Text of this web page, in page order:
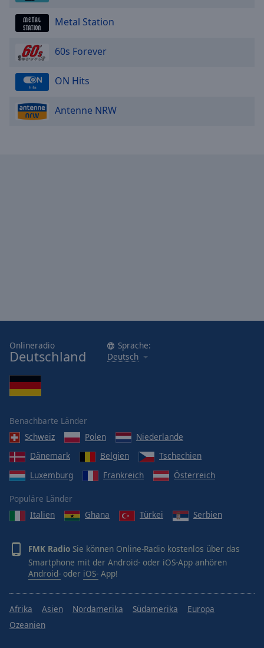
Metal Station
60s Forever
ON Hits
Antenne NRW
Onlineradio
Deutschland
Sprache:
Deutsch
Benachbarte Länder
Schweiz
Polen
Niederlande
Dänemark
Belgien
Tschechien
Luxemburg
Frankreich Österreich
Populäre Länder
Italien
Ghana Türkei Serbien
FMK Radio Sie können Online-Radio kostenlos über das
Smartphone mit der Android- oder iOS-App anhören
Android- oder iOS- App!
Afrika Asien Nordamerika Südamerika
Europa
Ozeanien